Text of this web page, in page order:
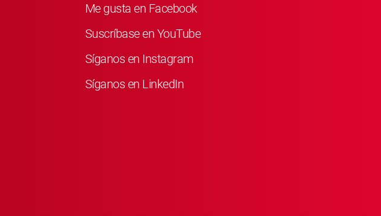
Me gusta en Facebook
Suscríbase en YouTube
Síganos en Instagram
Síganos en LinkedIn